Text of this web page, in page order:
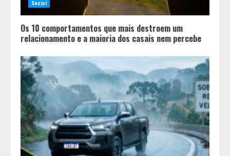
Social
Os 10 comportamentos que mais destroem um
relacionamento e a maioria dos casais nem percebe